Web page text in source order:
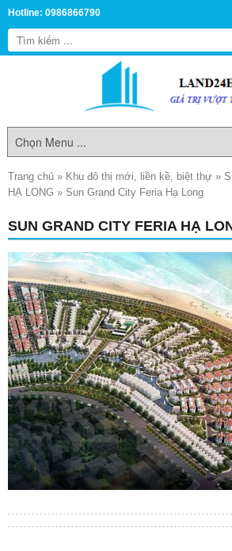
Hotline: 0986866790
Trang chủ » Khu đô thị mới, liền kề, biệt thự »
HẠ LONG » Sun Grand City Feria Hạ Long
SUN GRAND CITY FERIA HẠ